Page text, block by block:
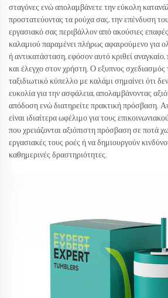
σταγόνες ενώ απολαμβάνετε την εύκολη
προστατεύοντας τα ρούχα σας, την επένδυση
εργασιακό σας περιβάλλον από ακούσιες
καλαμιού παραμένει πλήρως αφαιρούμενο για
ή αντικατάσταση, εφόσον αυτό κριθεί
και έλεγχο στον χρήστη. Ο εξυπνος
ταξιδιωτικό κύπελλο με καλάμι σημαίνει ότι
ευκολία για την ασφάλεια, απολαμβάνοντας
απόδοση ενώ διατηρείτε πρακτική πρόσβαση.
είναι ιδιαίτερα ωφέλιμο για τους
που χρειάζονται αξιόπιστη πρόσβαση σε ποτά
εργασιακές τους ροές ή να δημιουργούν
καθημερινές δραστηριότητες.